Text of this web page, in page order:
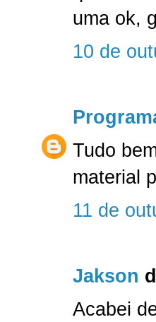
uma ok,
10 de
Tudo
material
11 de
Jakson
Acabei